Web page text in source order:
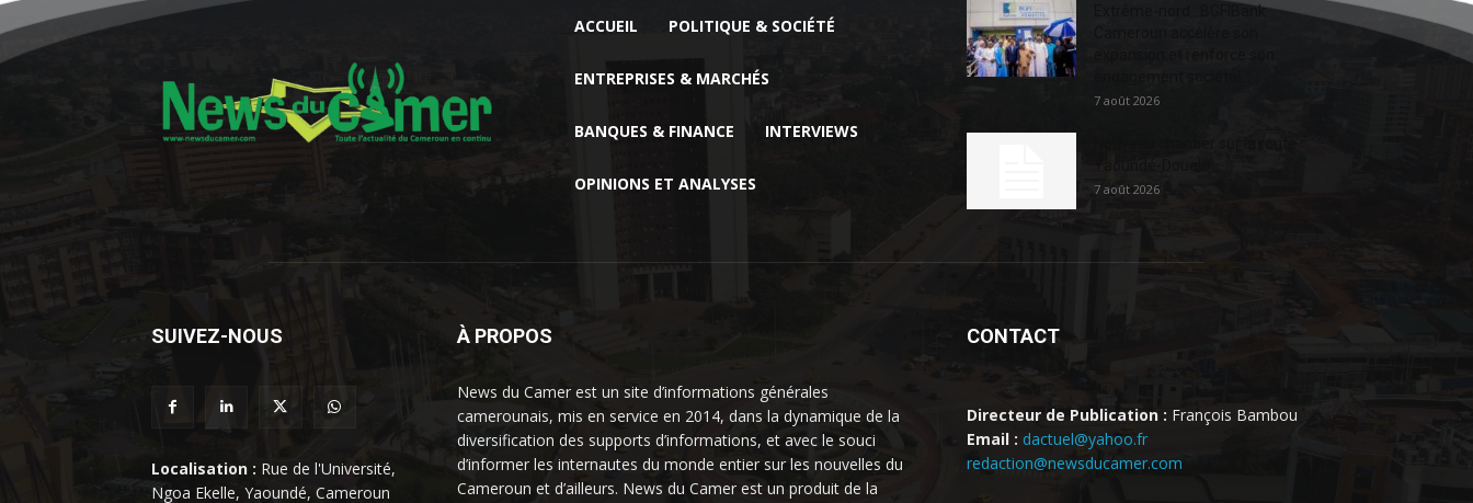
ACCUEIL POLITIQUE & SOCIÉTÉ
ENTREPRISES & MARCHÉS
BANQUES & FINANCE INTERVIEWS
OPINIONS ET ANALYSES
Extrême-nord : BGFIBank
7 août 2026
7 août 2026
SUIVEZ-NOUS
Localisation : Rue de l'Université,
Ngoa Ekelle, Yaoundé, Cameroun
À PROPOS
News du Camer est un site d’informations générales
camerounais, mis en service en 2014, dans la dynamique de la
diversification des supports d’informations, et avec le souci
d’informer les internautes du monde entier sur les nouvelles du
Cameroun et d’ailleurs. News du Camer est un produit de la
CONTACT
Directeur de Publication : François Bambou
Email : dactuel@yahoo.fr
redaction@newsducamer.com